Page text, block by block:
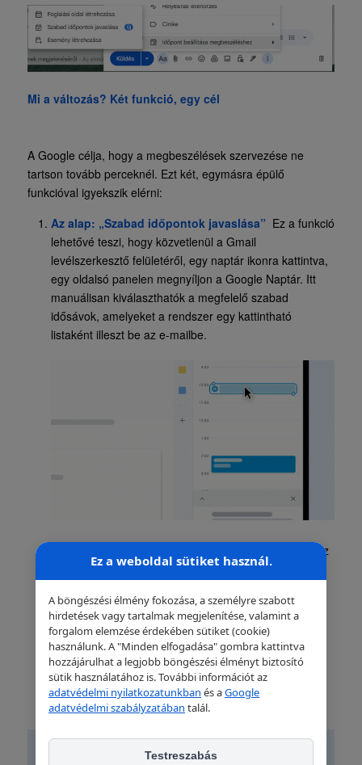
Mi a változás? Két funkció, egy cél
A Google célja, hogy a megbeszélések szervezése ne
tartson tovább perceknél. Ezt két, egymásra épülő
funkcióval igyekszik elérni:
Az alap: „Szabad időpontok javaslása” Ez a funkció
lehetővé teszi, hogy közvetlenül a Gmail
levélszerkesztő felületéről, egy naptár ikonra kattintva,
egy oldalsó panelen megnyíljon a Google Naptár. Itt
manuálisan kiválaszthatók a megfelelő szabad
idősávok, amelyeket a rendszer egy kattintható
listaként illeszt be az e-mailbe.
Ez
a legújabb, mesterséges intelligencia által vezérelt
rendszer érzékeli egy találkozó szervezésének
szándékát(pl. „Találkozzunk jövő héten egy órára”), a
Gmail automatikusan felajánlja a „Segítség az
ütemezéshez
” lehetőséget.
Ez a weboldal sütiket használ.
A böngészési élmény fokozása, a személyre szabott
hirdetések vagy tartalmak megjelenítése, valamint a
forgalom elemzése érdekében sütiket (cookie)
használunk. A "Minden elfogadása" gombra kattintva
hozzájárulhat a legjobb böngészési élményt biztosító
sütik használatához is. További információt az
adatvédelmi nyilatkozatunkban és aGoogle
adatvédelmi szabályzatában talál.
Testreszabás